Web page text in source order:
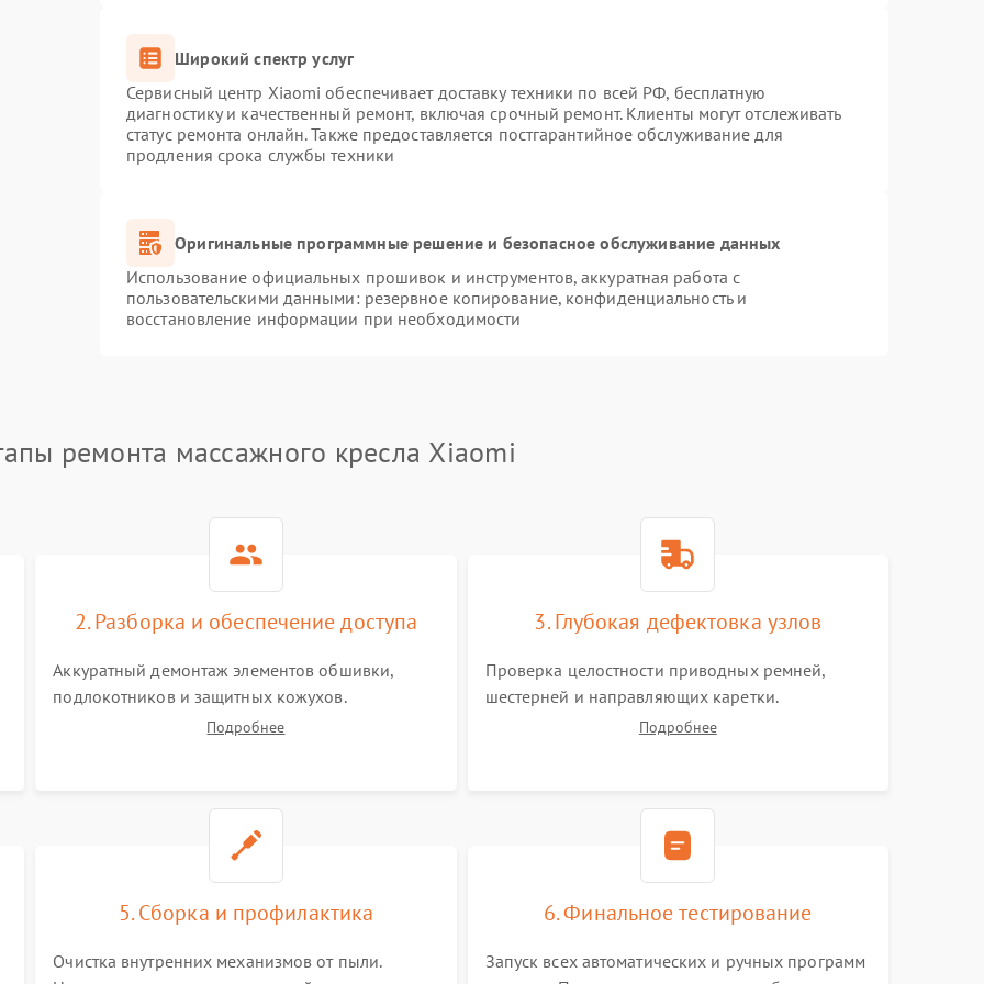
Широкий спектр услуг
Сервисный центр Xiaomi обеспечивает доставку техники по всей РФ, бесплатную
диагностику и качественный ремонт, включая срочный ремонт. Клиенты могут отслеживать
статус ремонта онлайн. Также предоставляется постгарантийное обслуживание для
продления срока службы техники
Оригинальные программные решение и безопасное обслуживание данных
Использование официальных прошивок и инструментов, аккуратная работа с
пользовательскими данными: резервное копирование, конфиденциальность и
восстановление информации при необходимости
ремонта массажного кресла Xiaomi
2. Разборка и обеспечение доступа
Аккуратный демонтаж элементов обшивки,
подлокотников и защитных кожухов.
Отключение шлейфов и пневматических трубок.
Подробнее
3. Глубокая дефектовка узлов
Проверка целостности приводных ремней,
шестерней и направляющих каретки.
Тестирование электромоторов,
Подробнее
5. Сборка и профилактика
Очистка внутренних механизмов от пыли.
6. Финальное тестирование
Запуск всех автоматических и ручных программ